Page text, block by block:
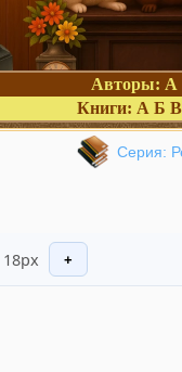
Авторы: А
Книги: А Б В
Серия:
18px +